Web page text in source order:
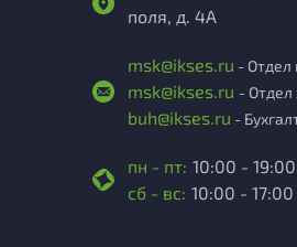
поля, д. 4А
msk@ikses.ru -
msk@ikses.ru - Отдел
buh@ikses.ru -
пн - пт: 10:00 - 19:00
сб - вс: 10:00 - 17:00